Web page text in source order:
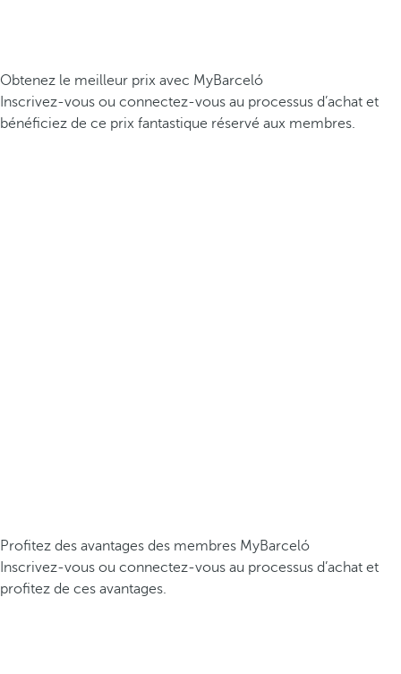
Obtenez le meilleur prix avec MyBarceló
Inscrivez-vous ou connectez-vous au processus d’achat et
bénéficiez de ce prix fantastique réservé aux membres.
Profitez des avantages des membres MyBarceló
Inscrivez-vous ou connectez-vous au processus d’achat et
profitez de ces avantages.